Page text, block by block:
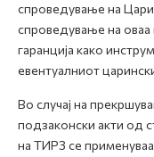
спроведување на
спроведување на оваа
гаранција како
евентуалниот
Во случај на
подзаконски акти од
на ТИРЗ се